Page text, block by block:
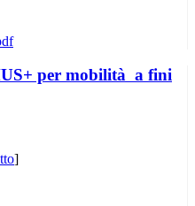
per mobilità a fini
]